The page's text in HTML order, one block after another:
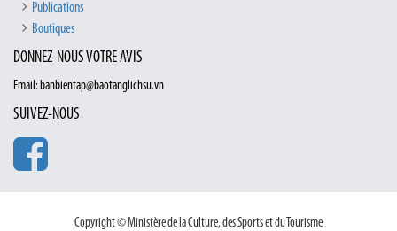
Publications
Boutiques
DONNEZ-NOUS VOTRE AVIS
Email: banbientap@baotanglichsu.vn
SUIVEZ-NOUS
Copyright © Ministère de la Culture, des Sports et du Tourisme